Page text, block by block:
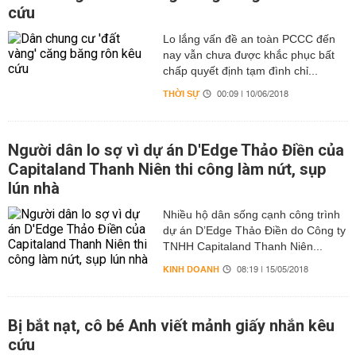
cứu
Lo lắng vấn đề an toàn PCCC đến
nay vẫn chưa được khắc phục bất
chấp quyết định tạm đình chỉ...
THỜI SỰ 00:09 | 10/06/2018
Người dân lo sợ vì dự án D'Edge Thảo Điền của
Capitaland Thanh Niên thi công làm nứt, sụp
lún nhà
Nhiều hộ dân sống cạnh công trình
dự án D’Edge Thảo Điền do Công ty
TNHH Capitaland Thanh Niên...
KINH DOANH 08:19 | 15/05/2018
Bị bắt nạt, cô bé Anh viết mảnh giấy nhắn kêu
cứu